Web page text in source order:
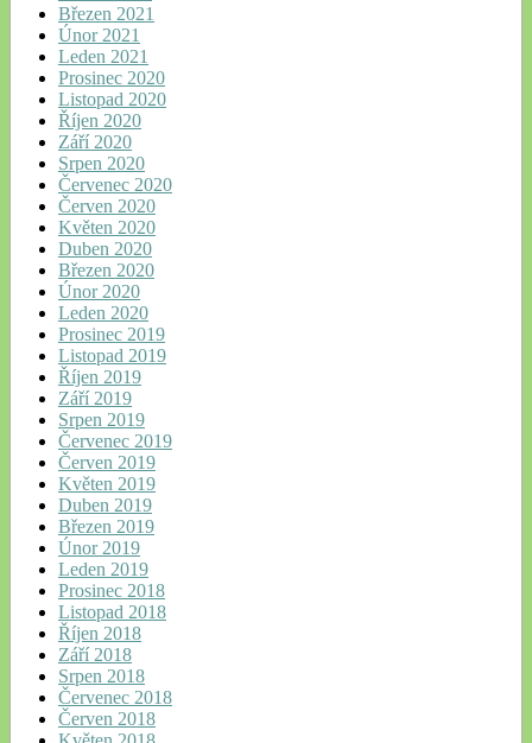
Březen 2021
Únor 2021
Leden 2021
Prosinec 2020
Listopad 2020
Říjen 2020
Září 2020
Srpen 2020
Červenec 2020
Červen 2020
Květen 2020
Duben 2020
Březen 2020
Únor 2020
Leden 2020
Prosinec 2019
Listopad 2019
Říjen 2019
Září 2019
Srpen 2019
Červenec 2019
Červen 2019
Květen 2019
Duben 2019
Březen 2019
Únor 2019
Leden 2019
Prosinec 2018
Listopad 2018
Říjen 2018
Září 2018
Srpen 2018
Červenec 2018
Červen 2018